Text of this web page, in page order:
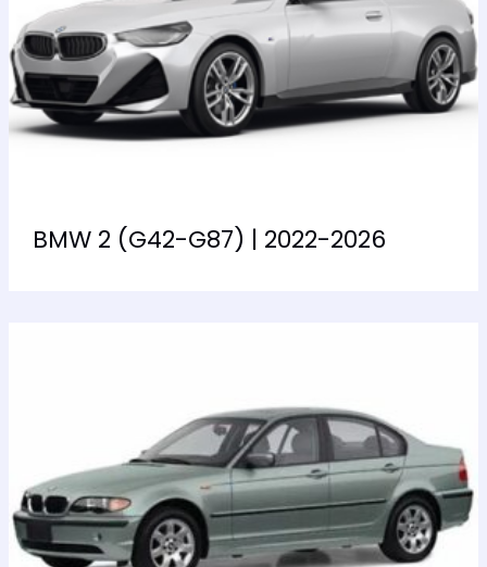
BMW 2 (G42-G87) | 2022-2026